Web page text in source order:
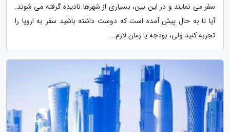
سفر می نمایند و در این بین، بسیاری از شهرها نادیده گرفته می شوند.
آیا تا به حال پیش آمده است که دوست داشته باشید سفر به اروپا را
تجربه کنید ولی، بودجه یا زمان لازم...